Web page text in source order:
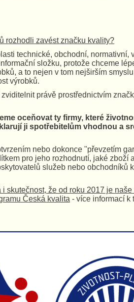
rozhodli zavést značku kvality?
technické, obchodní, normativní,
složku, protože chceme
a to nejen v tom nejširším
výrobků.
právě prostřednictvím
oceňovat ty firmy, které
ji spotřebitelům vhodnou a
nebo dokonce "převzetím
pro jeho rozhodnutí, jaké zboží
služeb nebo obchodníků
skutečnost, že od roku 2017 je
Česká kvalita - více informací k